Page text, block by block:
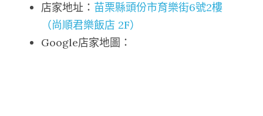
店家地址： 苗栗縣頭份市育樂街6號2樓
（尚順君樂飯店 2F）
Google店家地圖：